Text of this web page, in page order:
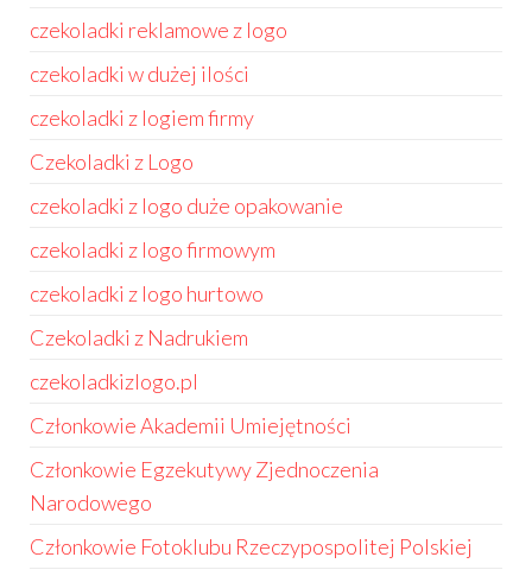
czekoladki reklamowe z logo
czekoladki w dużej ilości
czekoladki z logiem firmy
Czekoladki z Logo
czekoladki z logo duże opakowanie
czekoladki z logo firmowym
czekoladki z logo hurtowo
Czekoladki z Nadrukiem
czekoladkizlogo.pl
Członkowie Akademii Umiejętności
Członkowie Egzekutywy Zjednoczenia
Narodowego
Członkowie Fotoklubu Rzeczypospolitej Polskiej